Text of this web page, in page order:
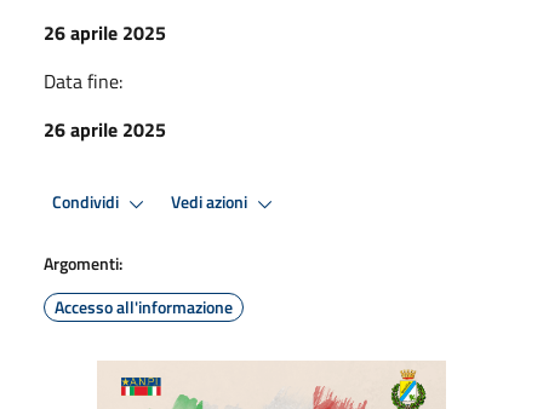
26 aprile 2025
Data fine:
26 aprile 2025
Condividi Vedi azioni
Argomenti:
Accesso all'informazione